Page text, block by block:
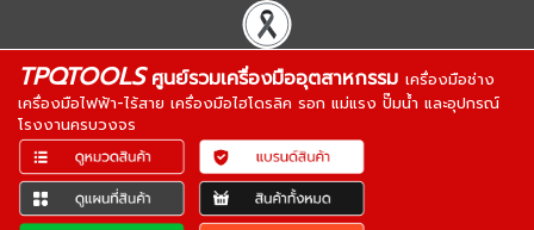
TPQTOOLSศูนย์รวมเครื่องมืออุตสาหกรรม เครื่องมือช่าง
เครื่องมือไฟฟ้า-ไร้สาย เครื่องมือไฮโดรลิค รอก แม่แรง ปั๊มน้ำ และอุปกรณ์
โรงงานครบวงจร